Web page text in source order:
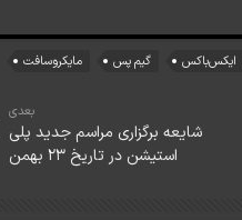
ایکس‌باکس گیم پس مایکروسافت
بعدی
شایعه برگزاری مراسم جدید پلی
استیشن در تاریخ ۲۳ بهمن